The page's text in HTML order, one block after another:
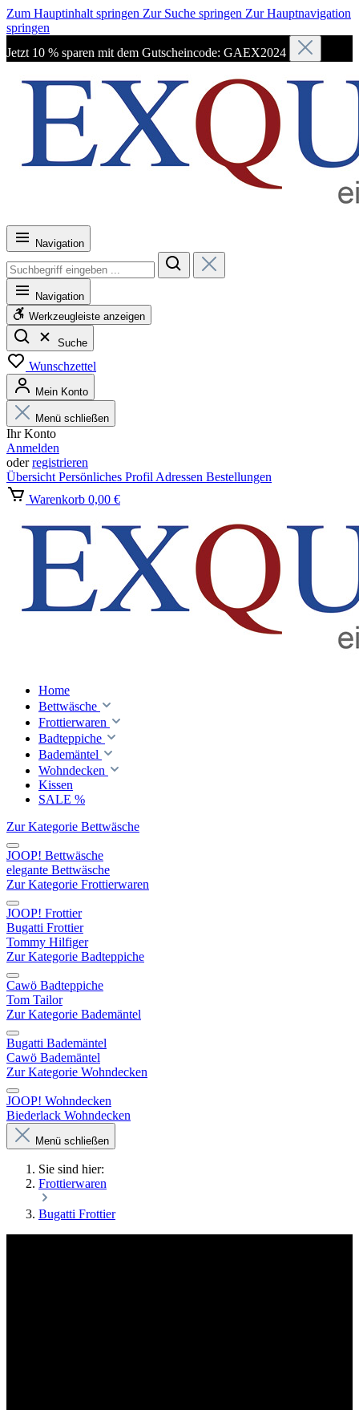
Zum Hauptinhalt springen Zur Suche springen Zur Hauptnavigation
springen
Jetzt 10 % sparen mit dem Gutscheincode: GAEX2024
Navigation
Navigation
Werkzeugleiste anzeigen
Suche
Wunschzettel
Mein Konto
Menü schließen
Ihr Konto
Anmelden
oderregistrieren
Übersicht Persönliches Profil Adressen Bestellungen
Warenkorb 0,00 €
Home
Bettwäsche
Frottierwaren
Badteppiche
Bademäntel
Wohndecken
Kissen
SALE %
Zur Kategorie Bettwäsche
JOOP! Bettwäsche
elegante Bettwäsche
Zur Kategorie Frottierwaren
JOOP! Frottier
Bugatti Frottier
Tommy Hilfiger
Zur Kategorie Badteppiche
Cawö Badteppiche
Tom Tailor
Zur Kategorie Bademäntel
Bugatti Bademäntel
Cawö Bademäntel
Zur Kategorie Wohndecken
JOOP! Wohndecken
Biederlack Wohndecken
Menü schließen
Sie sind hier:
Frottierwaren
Bugatti Frottier